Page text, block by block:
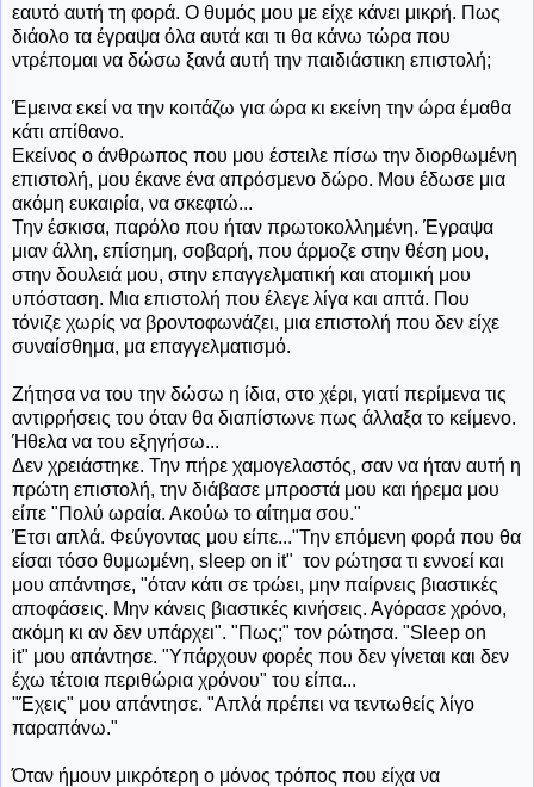
εαυτό αυτή τη φορά. Ο θυμός μου με είχε κάνει μικρή. Πως
διάολο τα έγραψα όλα αυτά και τι θα κάνω τώρα που
ντρέπομαι να δώσω ξανά αυτή την παιδιάστικη επιστολή;
Έμεινα εκεί να την κοιτάζω για ώρα κι εκείνη την ώρα έμαθα
κάτι απίθανο.
Εκείνος ο άνθρωπος που μου έστειλε πίσω την διορθωμένη
επιστολή, μου έκανε ένα απρόσμενο δώρο. Μου έδωσε μια
ακόμη ευκαιρία, να σκεφτώ...
Την έσκισα, παρόλο που ήταν πρωτοκολλημένη. Έγραψα
μιαν άλλη, επίσημη, σοβαρή, που άρμοζε στην θέση μου,
στην δουλειά μου, στην επαγγελματική και ατομική μου
υπόσταση. Μια επιστολή που έλεγε λίγα και απτά. Που
τόνιζε χωρίς να βροντοφωνάζει, μια επιστολή που δεν είχε
συναίσθημα, μα επαγγελματισμό.
Ζήτησα να του την δώσω η ίδια, στο χέρι, γιατί περίμενα τις
αντιρρήσεις του όταν θα διαπίστωνε πως άλλαξα το κείμενο.
Ήθελα να του εξηγήσω...
Δεν χρειάστηκε. Την πήρε χαμογελαστός, σαν να ήταν αυτή η
πρώτη επιστολή, την διάβασε μπροστά μου και ήρεμα μου
είπε "Πολύ ωραία. Ακούω το αίτημα σου."
Έτσι απλά. Φεύγοντας μου είπε..."Την επόμενη φορά που θα
είσαι τόσο θυμωμένη, sleep on it" τον ρώτησα τι εννοεί και
μου απάντησε, "όταν κάτι σε τρώει, μην παίρνεις βιαστικές
αποφάσεις. Μην κάνεις βιαστικές κινήσεις. Αγόρασε χρόνο,
ακόμη κι αν δεν υπάρχει". "Πως;" τον ρώτησα. "Sleep on
it" μου απάντησε. "Υπάρχουν φορές που δεν γίνεται και δεν
έχω τέτοια περιθώρια χρόνου" του είπα...
"Έχεις" μου απάντησε. "Απλά πρέπει να τεντωθείς λίγο
παραπάνω."
Όταν ήμουν μικρότερη ο μόνος τρόπος που είχα να